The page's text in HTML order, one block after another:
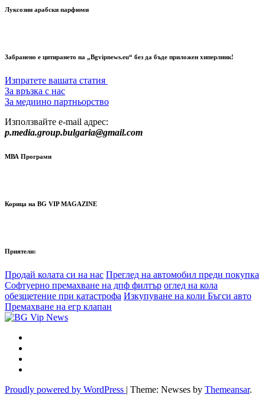
Луксозни арабски парфюми
Забранено е цитирането на „Bgvipnews.eu“ без да бъде приложен хиперлинк!
Изпратете вашата статия
За връзка с нас
За медиино партньорство
Използвайте e-mail адрес:
p.media.group.bulgaria@gmail.com
МВА Програми
Корица на BG VIP MAGAZINE
Приятели:
Продай колата си на нас Преглед на автомобил преди покупка
Софтуерно премахване на дпф филтър оглед на кола
обезщетение при катастрофа Изкупуване на коли Бъгси авто
Премахване на егр клапан
Proudly powered by WordPress | Theme: Newses by Themeansar.